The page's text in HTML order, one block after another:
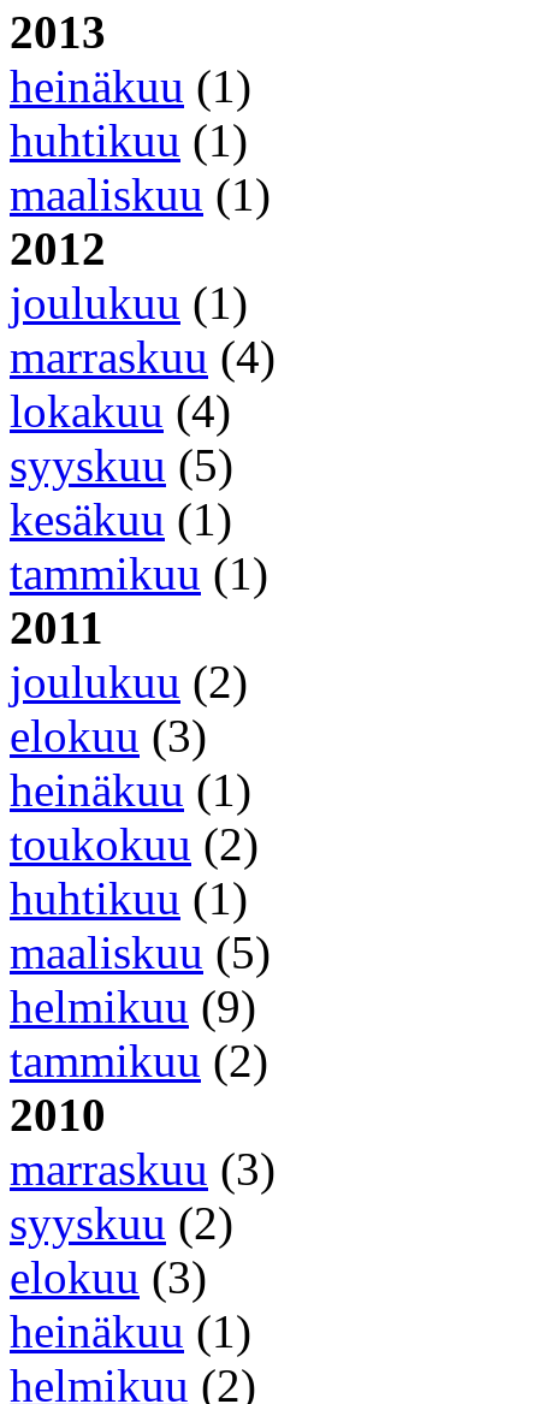
2013
heinäkuu (1)
huhtikuu (1)
maaliskuu (1)
2012
joulukuu (1)
marraskuu (4)
lokakuu (4)
syyskuu (5)
kesäkuu (1)
tammikuu (1)
2011
joulukuu (2)
elokuu (3)
heinäkuu (1)
toukokuu (2)
huhtikuu (1)
maaliskuu (5)
helmikuu (9)
tammikuu (2)
2010
marraskuu (3)
syyskuu (2)
elokuu (3)
heinäkuu (1)
helmikuu (2)